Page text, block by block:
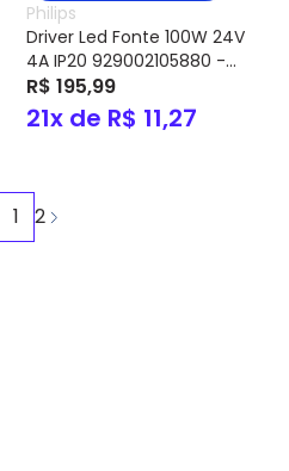
Philips
Driver Led Fonte 100W 24V
4A IP20 929002105880 -
Philips
R$ 195,99
21x de R$ 11,27
1 2